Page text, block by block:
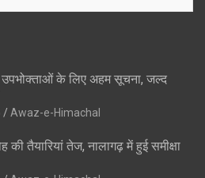
उपभोक्ताओं के लिए अहम सूचना, जल्द
Awaz-e-Himachal
की तैयारियां तेज, नालागढ़ में हुई समीक्षा